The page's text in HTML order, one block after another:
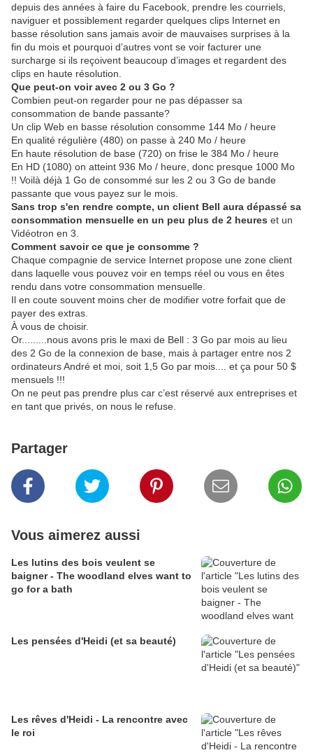
depuis des années à faire du Facebook, prendre les courriels,
naviguer et possiblement regarder quelques clips Internet en
basse résolution sans jamais avoir de mauvaises surprises à la
fin du mois et pourquoi d’autres vont se voir facturer une
surcharge si ils reçoivent beaucoup d’images et regardent des
clips en haute résolution.
Que peut-on voir avec 2 ou 3 Go ?
Combien peut-on regarder pour ne pas dépasser sa
consommation de bande passante?
Un clip Web en basse résolution consomme 144 Mo / heure
En qualité régulière (480) on passe à 240 Mo / heure
En haute résolution de base (720) on frise le 384 Mo / heure
En HD (1080) on atteint 936 Mo / heure, donc presque 1000 Mo
!! Voilà déjà 1 Go de consommé sur les 2 ou 3 Go de bande
passante que vous payez sur le mois.
Sans trop s'en rendre compte, un client Bell aura dépassé sa
consommation mensuelle en un peu plus de 2 heures et un
Vidéotron en 3.
Comment savoir ce que je consomme ?
Chaque compagnie de service Internet propose une zone client
dans laquelle vous pouvez voir en temps réel ou vous en êtes
rendu dans votre consommation mensuelle.
Il en coute souvent moins cher de modifier votre forfait que de
payer des extras.
À vous de choisir.
Or.........nous avons pris le maxi de Bell : 3 Go par mois au lieu
des 2 Go de la connexion de base, mais à partager entre nos 2
ordinateurs André et moi, soit 1,5 Go par mois.... et ça pour 50 $
mensuels !!!
On ne peut pas prendre plus car c’est réservé aux entreprises et
en tant que privés, on nous le refuse.
Partager
Vous aimerez aussi
Les lutins des bois veulent se
baigner - The woodland elves want to
go for a bath
Les pensées d'Heidi (et sa beauté)
Les rêves d'Heidi - La rencontre avec
le roi